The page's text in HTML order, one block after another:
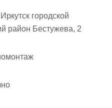
городской
район Бестужева, 2